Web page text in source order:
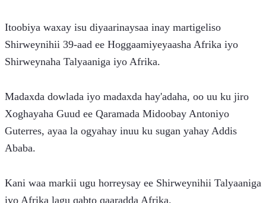
Itoobiya waxay isu diyaarinaysaa inay martigeliso
Shirweynihii 39-aad ee Hoggaamiyeyaasha Afrika iyo
Shirweynaha Talyaaniga iyo Afrika.
Madaxda dowlada iyo madaxda hay'adaha, oo uu ku jiro
Xoghayaha Guud ee Qaramada Midoobay Antoniyo
Guterres, ayaa la ogyahay inuu ku sugan yahay Addis
Ababa.
Kani waa markii ugu horreysay ee Shirweynihii Talyaaniga
iyo Afrika lagu qabto qaaradda Afrika.